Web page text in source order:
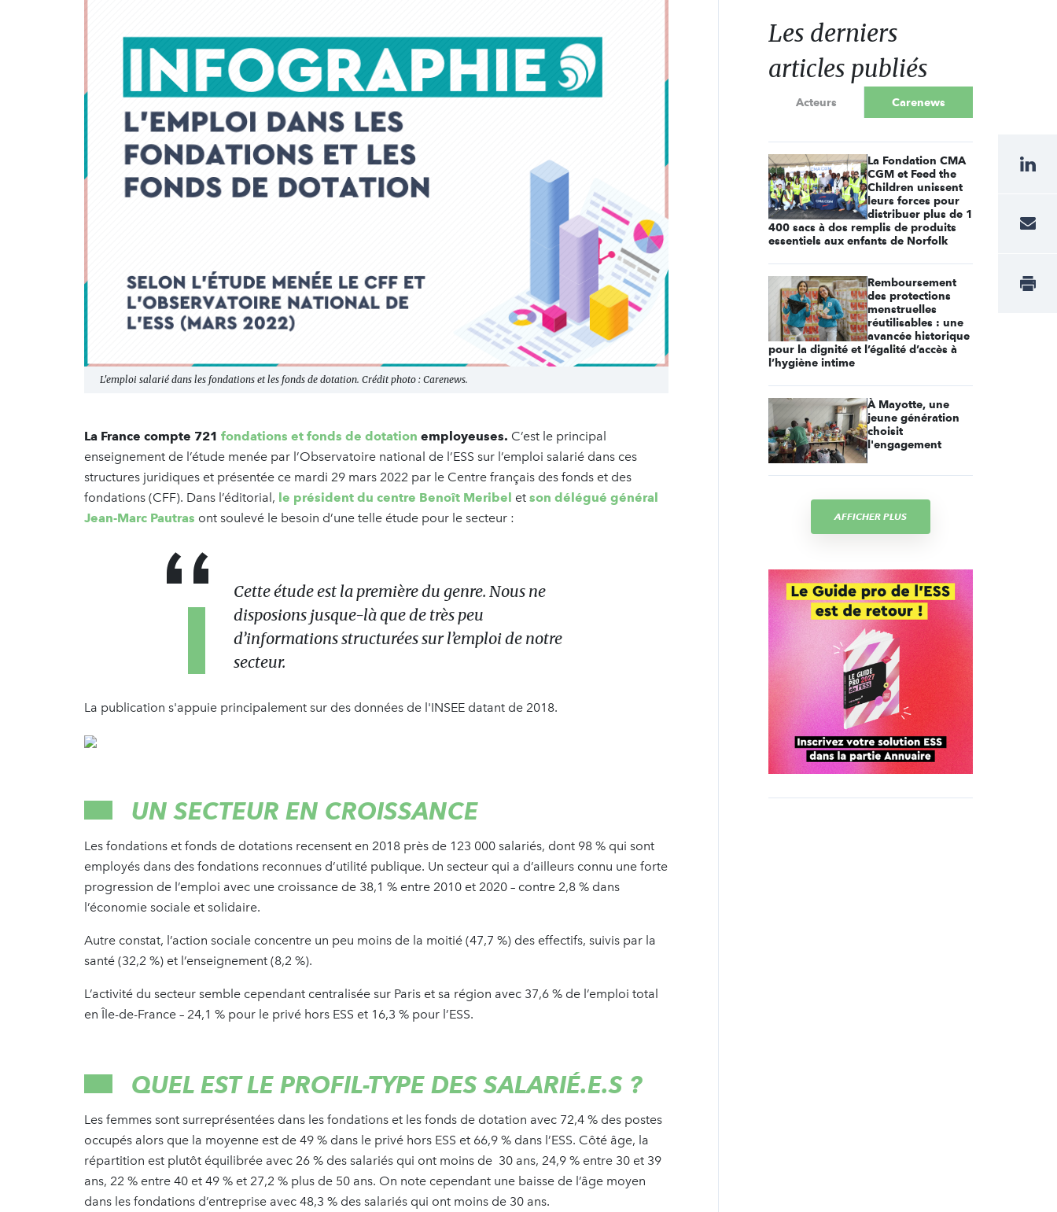
L'emploi salarié dans les fondations et les fonds de dotation. Crédit photo : Carenews.
La France compte 721 fondations et fonds de dotation employeuses. C’est le principal
enseignement de l’étude menée par l’Observatoire national de l’ESS sur l’emploi salarié dans ces
structures juridiques et présentée ce mardi 29 mars 2022 par le Centre français des fonds et des
fondations (CFF). Dans l’éditorial, le président du centre Benoît Meribel et son délégué général
Jean-Marc Pautras ont soulevé le besoin d’une telle étude pour le secteur :
Cette étude est la première du genre. Nous ne
disposions jusque-là que de très peu
d’informations structurées sur l’emploi de notre
secteur.
La publication s'appuie principalement sur des données de l'INSEE datant de 2018.
UN SECTEUR EN CROISSANCE
Les fondations et fonds de dotations recensent en 2018 près de 123 000 salariés, dont 98 % qui sont
employés dans des fondations reconnues d’utilité publique. Un secteur qui a d’ailleurs connu une forte
progression de l’emploi avec une croissance de 38,1 % entre 2010 et 2020 – contre 2,8 % dans
l’économie sociale et solidaire.
Autre constat, l’action sociale concentre un peu moins de la moitié (47,7 %) des effectifs, suivis par la
santé (32,2 %) et l’enseignement (8,2 %).
L’activité du secteur semble cependant centralisée sur Paris et sa région avec 37,6 % de l’emploi total
en Île-de-France – 24,1 % pour le privé hors ESS et 16,3 % pour l’ESS.
QUEL EST LE PROFIL-TYPE DES SALARIÉ.E.S ?
Les femmes sont surreprésentées dans les fondations et les fonds de dotation avec 72,4 % des postes
occupés alors que la moyenne est de 49 % dans le privé hors ESS et 66,9 % dans l’ESS. Côté âge, la
répartition est plutôt équilibrée avec 26 % des salariés qui ont moins de 30 ans, 24,9 % entre 30 et 39
ans, 22 % entre 40 et 49 % et 27,2 % plus de 50 ans. On note cependant une baisse de l’âge moyen
dans les fondations d’entreprise avec 48,3 % des salariés qui ont moins de 30 ans.
Les derniers
articles publiés
Acteurs Carenews
La Fondation CMA
CGM et Feed the
Children unissent
leurs forces pour
distribuer plus de 1
400 sacs à dos remplis de produits
essentiels aux enfants de Norfolk
Remboursement
des protections
menstruelles
réutilisables : une
avancée historique
pour la dignité et l’égalité d’accès à
l’hygiène intime
À Mayotte, une
jeune génération
choisit
l'engagement
AFFICHER PLUS